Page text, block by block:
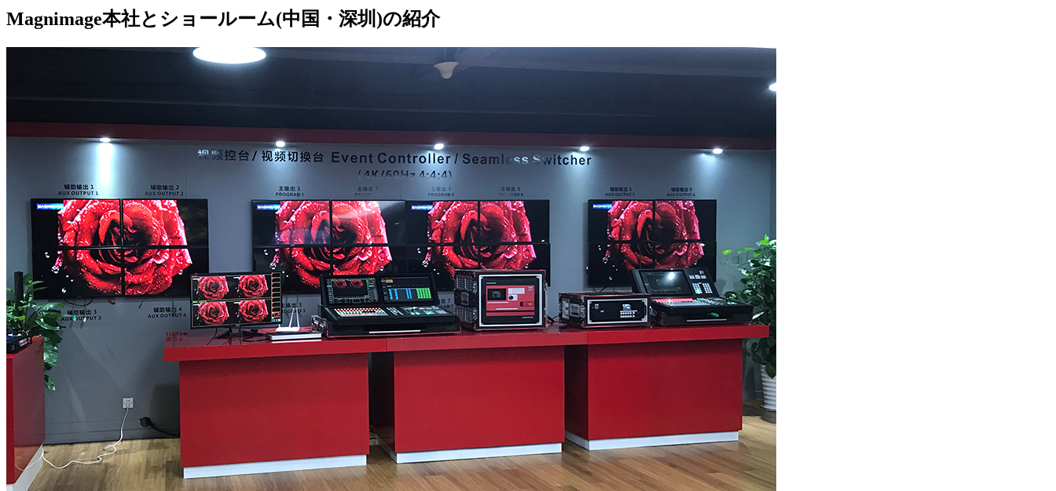
Magnimage本社とショールーム(中国・深圳)の紹介